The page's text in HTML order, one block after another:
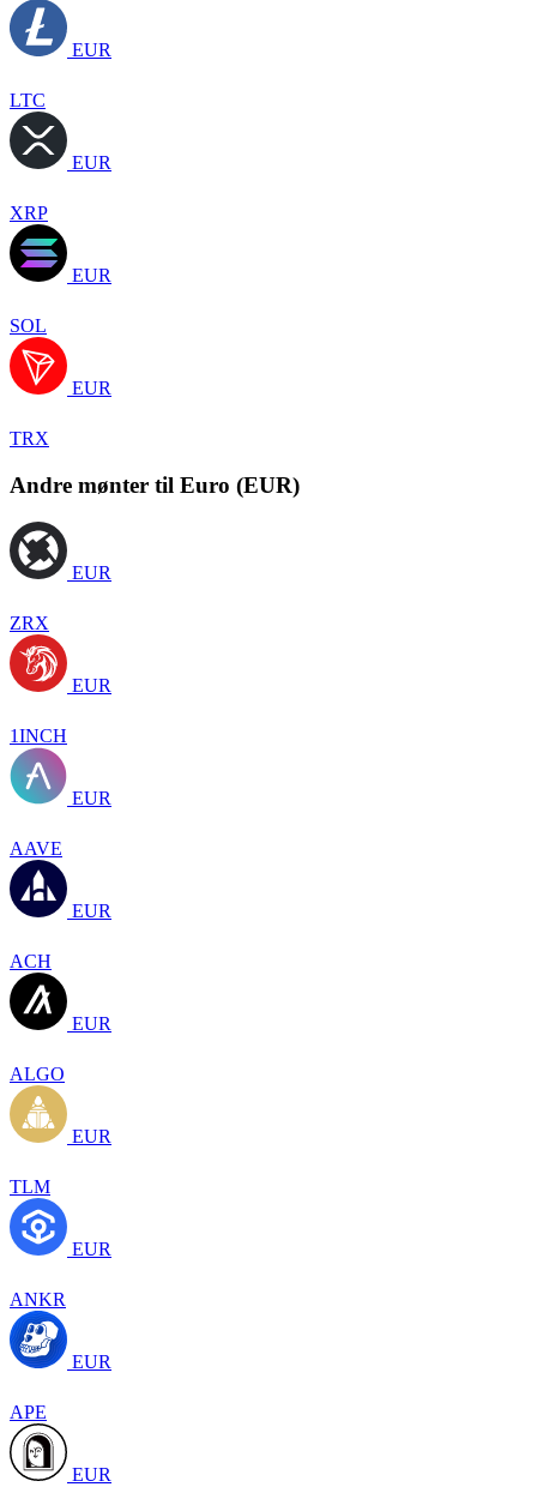
EUR
LTC
EUR
XRP
EUR
SOL
EUR
TRX
Andre mønter til Euro (EUR)
EUR
ZRX
EUR
1INCH
EUR
AAVE
EUR
ACH
EUR
ALGO
EUR
TLM
EUR
ANKR
EUR
APE
EUR